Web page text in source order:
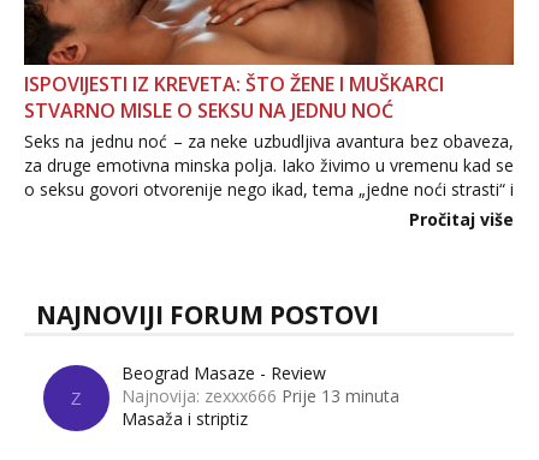
ISPOVIJESTI IZ KREVETA: ŠTO ŽENE I MUŠKARCI
STVARNO MISLE O SEKSU NA JEDNU NOĆ
Seks na jednu noć – za neke uzbudljiva avantura bez obaveza,
za druge emotivna minska polja. Iako živimo u vremenu kad se
o seksu govori otvorenije nego ikad, tema „jedne noći strasti“ i
dalje izaziva burne rasprave. Što zapravo misle žene, a što
Pročitaj više
NAJNOVIJI FORUM POSTOVI
Z
Beograd Masaze - Review
Najnovija: zexxx666 Prije 13 minuta
Masaža i striptiz